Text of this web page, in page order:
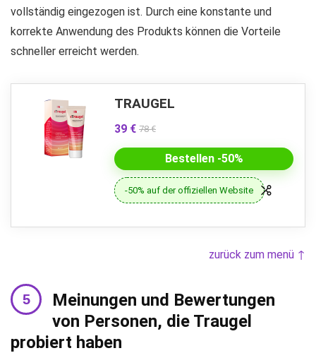
vollständig eingezogen ist. Durch eine konstante und
korrekte Anwendung des Produkts können die Vorteile
schneller erreicht werden.
TRAUGEL
39 € 78 €
Bestellen -50%
-50% auf der offiziellen Website
zurück zum menü ↑
Meinungen und Bewertungen
von Personen, die Traugel
probiert haben